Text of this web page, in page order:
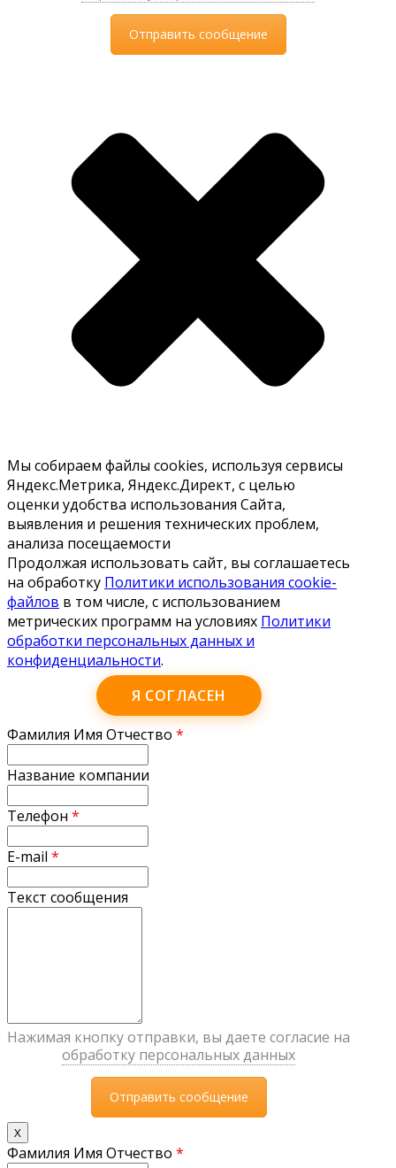
Мы собираем файлы cookies, используя сервисы
Яндекс.Метрика, Яндекс.Директ, с целью
оценки удобства использования Сайта,
выявления и решения технических проблем,
анализа посещаемости
Продолжая использовать сайт, вы соглашаетесь
на обработку Политики использования cookie-
файлов в том числе, с использованием
метрических программ на условиях Политики
обработки персональных данных и
конфиденциальности.
Я СОГЛАСЕН
Фамилия Имя Отчество *
Название компании
Телефон *
E-mail *
Текст сообщения
Нажимая кнопку отправки, вы даете согласие на
обработку персональных данных
X
Фамилия Имя Отчество *